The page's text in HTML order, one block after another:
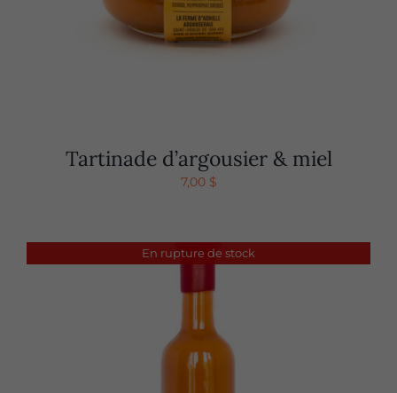
Tartinade d’argousier & miel
7,00 $
En rupture de stock